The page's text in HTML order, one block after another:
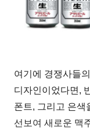
여기에 경쟁사들
디자인이었다면,
폰트, 그리고 은색
선보여 새로운 맥